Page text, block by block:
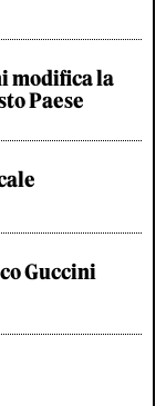
modifica la
Paese
Guccini